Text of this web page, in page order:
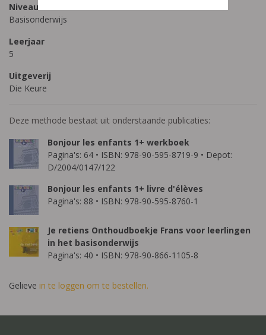
Niveau
Basisonderwijs
Leerjaar
5
Uitgeverij
Die Keure
Deze methode bestaat uit onderstaande publicaties:
Bonjour les enfants 1+ werkboek
Pagina's: 64 • ISBN: 978-90-595-8719-9 • Depot:
D/2004/0147/122
Bonjour les enfants 1+ livre d'élèves
Pagina's: 88 • ISBN: 978-90-595-8760-1
Je retiens Onthoudboekje Frans voor leerlingen
in het basisonderwijs
Pagina's: 40 • ISBN: 978-90-866-1105-8
Gelieve in te loggen om te bestellen.